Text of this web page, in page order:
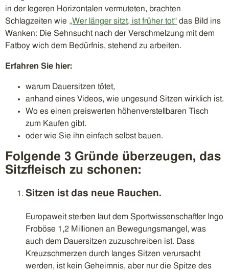
in der legeren Horizontalen vermuteten, brachten
Schlagzeiten wie „Wer länger sitzt, ist früher tot“ das Bild ins
Wanken: Die Sehnsucht nach der Verschmelzung mit dem
Fatboy wich dem Bedürfnis, stehend zu arbeiten.
Erfahren Sie hier:
warum Dauersitzen tötet,
anhand eines Videos, wie ungesund Sitzen wirklich ist.
Wo es einen preiswerten höhenverstellbaren Tisch
zum Kaufen gibt.
oder wie Sie ihn einfach selbst bauen.
Folgende 3 Gründe überzeugen, das
Sitzfleisch zu schonen:
Sitzen ist das neue Rauchen.
Europaweit sterben laut dem Sportwissenschaftler Ingo
Froböse 1,2 Millionen an Bewegungsmangel, was
auch dem Dauersitzen zuzuschreiben ist. Dass
Kreuzschmerzen durch langes Sitzen verursacht
werden, ist kein Geheimnis, aber nur die Spitze des